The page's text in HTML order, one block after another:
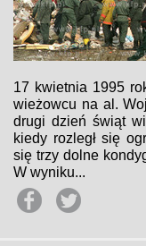
17 kwietnia 1995
wieżowcu na al.
drugi dzień świąt
kiedy rozległ się
się trzy dolne
W wyniku...